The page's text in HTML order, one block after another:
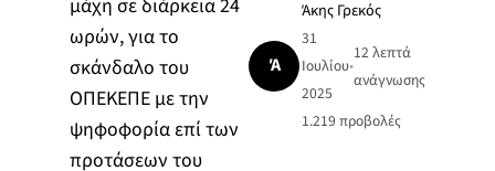
μάχη σε διάρκεια 24
ωρών, για το
σκάνδαλο του
ΟΠΕΚΕΠΕ με την
ψηφοφορία επί των
προτάσεων του
Ά
Άκης Γρεκός
31
Ιουλίου
2025
•
12 λεπτά
ανάγνωσης
1.219 προβολές